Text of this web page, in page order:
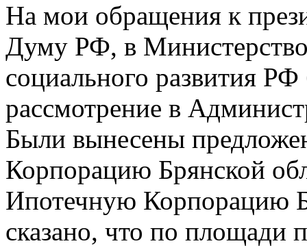
На мои обращения к
Думу РФ, в Министерство
социального развития
рассмотрение в
Были вынесены
Корпорацию Брянской
Ипотечную Корпорацию
сказано, что по площади